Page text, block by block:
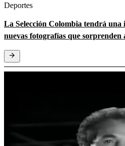
Deportes
La Selección Colombia tendrá una
nuevas fotografías que sorprenden